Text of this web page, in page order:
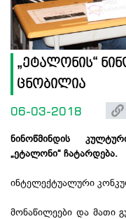
„ეტალონის“
ცნობილია
06-03-2018
ნინოწმინდის
„ეტალონი“ ჩატარდება.
ინტელექტუალური
მონაწილეები და მათი